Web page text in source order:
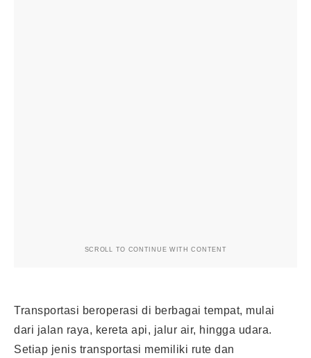
SCROLL TO CONTINUE WITH CONTENT
Transportasi beroperasi di berbagai tempat, mulai
dari jalan raya, kereta api, jalur air, hingga udara.
Setiap jenis transportasi memiliki rute dan